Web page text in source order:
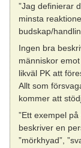
”Jag definierar
minsta
budskap/
Ingen bra
människor
likväl PK att
Allt som
kommer att
”Ett exempel
beskriver en
”mörkhyad”,